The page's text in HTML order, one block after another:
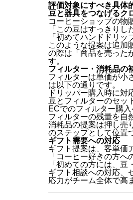
評価対象にすべき具体
豆と器具をつなげるク
コーヒーショップの物
「この豆はすっきり
「初めてハンドドリ
このような提案は追加
の際は「商品を売った
す。
フィルター・消耗品の
フィルターは単価が小
は以下の通りです。
ドリッパー購入時に対
豆とフィルターのセッ
ECでのフィルター購
フィルターの残量を自
消耗品の提案は押し売
のステップとして位置
ギフト需要への対応
ギフト提案は、客単価
「コーヒー好きの方
「初めての方には、
ギフト相談への対応、
応力がチーム全体で高